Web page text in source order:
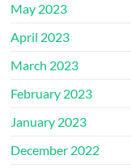
May 2023
April 2023
March 2023
February 2023
January 2023
December 2022